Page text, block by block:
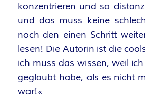
U
T
O
R
konzentrieren und so
und das muss keine
noch den einen Schritt
lesen! Die Autorin ist die
ich muss das wissen, weil
geglaubt habe, als es nicht
war!«